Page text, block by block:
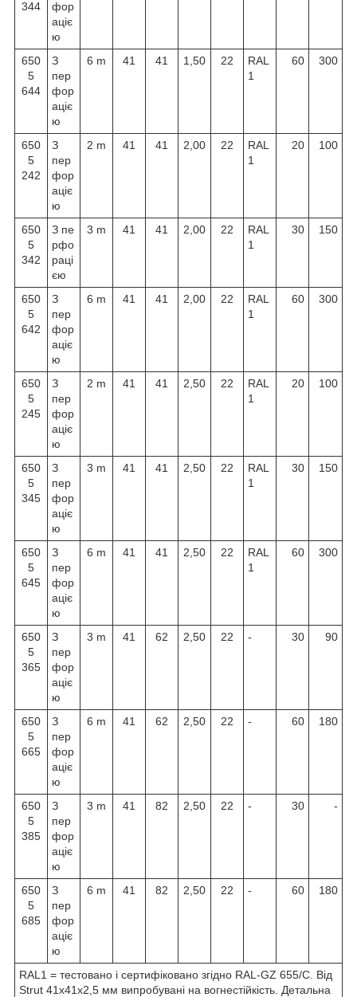
344
фор
аціє
ю
650
5
644
З
пер
фор
аціє
ю
6 m 41 41 1,50 22
RAL
1
60 300
650
5
242
З
пер
фор
аціє
ю
2 m 41 41 2,00 22
RAL
1
20 100
650
5
342
З пе
рфо
раці
єю
3 m 41 41 2,00 22
RAL
1
30 150
650
5
642
З
пер
фор
аціє
ю
6 m 41 41 2,00 22
RAL
1
60 300
650
5
245
З
пер
фор
аціє
ю
2 m 41 41 2,50 22
RAL
1
20 100
650
5
345
З
пер
фор
аціє
ю
3 m 41 41 2,50 22
RAL
1
30 150
650
5
645
З
пер
фор
аціє
ю
6 m 41 41 2,50 22
RAL
1
60 300
650
5
365
З
пер
фор
аціє
ю
3 m 41 62 2,50 22 - 30 90
650
5
665
З
пер
фор
аціє
ю
6 m 41 62 2,50 22 - 60 180
650
5
385
З
пер
фор
аціє
ю
3 m 41 82 2,50 22 - 30 -
650
5
685
З
пер
фор
аціє
ю
6 m 41 82 2,50 22 - 60 180
RAL1 = тестовано і сертифіковано згідно RAL-GZ 655/C. Від
Strut 41x41x2,5 мм випробувані на вогнестійкість. Детальна